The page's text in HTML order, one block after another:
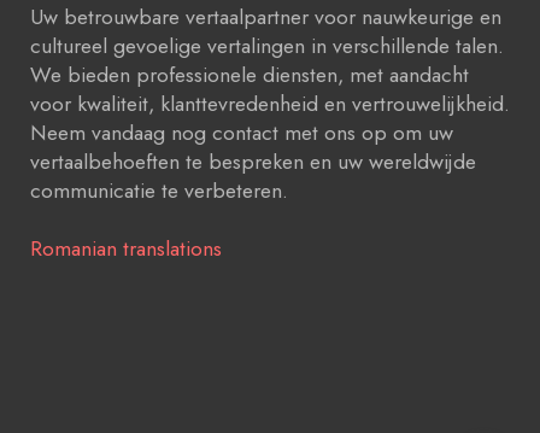
Uw betrouwbare vertaalpartner voor nauwkeurige en
cultureel gevoelige vertalingen in verschillende talen.
We bieden professionele diensten, met aandacht
voor kwaliteit, klanttevredenheid en vertrouwelijkheid.
Neem vandaag nog contact met ons op om uw
vertaalbehoeften te bespreken en uw wereldwijde
communicatie te verbeteren.
Romanian translations